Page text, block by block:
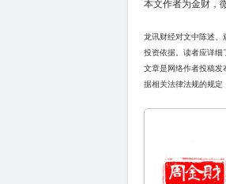
本文作者为金财，
龙讯财经对文中陈述、
投资依据。读者应详细
文章是网络作者投稿发
据相关法律法规的规定